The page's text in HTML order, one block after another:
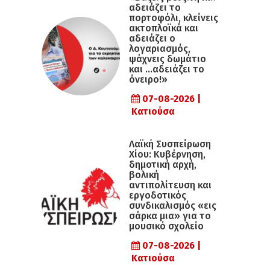
αδειάζει το
πορτοφόλι, κλείνεις
ακτοπλοϊκά και
αδειάζει ο
λογαριασμός,
ψάχνεις δωμάτιο
και …αδειάζει το
όνειρο!»
07-08-2026 |
Κατιούσα
Λαϊκή Συσπείρωση
Χίου: Κυβέρνηση,
δημοτική αρχή,
βολική
αντιπολίτευση και
εργοδοτικός
συνδικαλισμός «εις
σάρκα μια» για το
μουσικό σχολείο
07-08-2026 |
Κατιούσα